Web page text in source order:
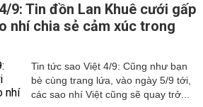
9: Tin đồn Lan Khuê cưới gấp
nhí chia sẻ cảm xúc trong
Tin tức sao Việt 4/9: Cũng như bạn
bè cùng trang lứa, vào ngày 5/9 tới,
các sao nhí Việt cũng sẽ quay trở...